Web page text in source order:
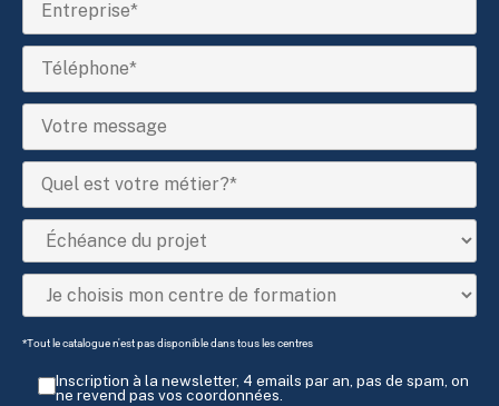
*Tout le catalogue n'est pas disponible dans tous les centres
Inscription à la newsletter, 4 emails par an, pas de spam, on
ne revend pas vos coordonnées.